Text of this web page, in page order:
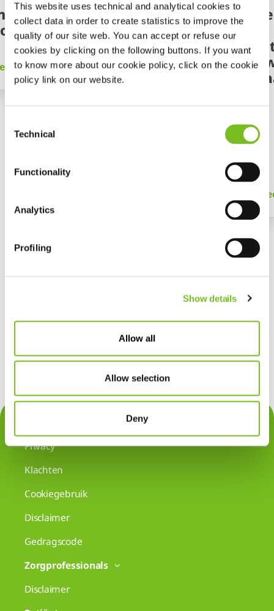
This website uses technical and analytical cookies to
collect data in order to create statistics to improve the
quality of our site web. You can accept or refuse our
cookies by clicking on the following buttons. If you want
to know more about our cookie policy, click on the cookie
policy link on our website.
Selection
Technical
Functionality
Analytics
Profiling
Show details
Allow all
Allow selection
Deny
zit
meer
Voorbereid op
een
noodsituatie
met uw
therapie
een
met
Privacy
Klachten
Cookiegebruik
Disclaimer
Gedragscode
Zorgprofessionals
Disclaimer